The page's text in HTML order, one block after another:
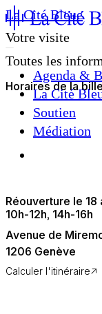
Agenda &
La Cité
Soutien
Médiation
La Cité Bleue
Votre visite
Toutes les
Horaires de la
Réouverture le 18
10h-12h 14h-16h
Avenue de
1206 Genève
Calculer l'itinéraire↗